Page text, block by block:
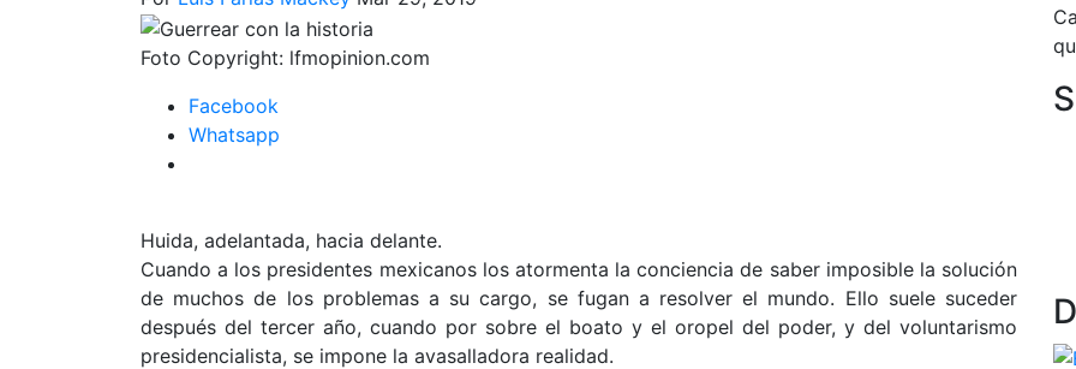
Foto Copyright: lfmopinion.com
Facebook
Whatsapp
Huida, adelantada, hacia delante.
Cuando a los presidentes mexicanos los atormenta la conciencia de saber imposible la solución
de muchos de los problemas a su cargo, se fugan a resolver el mundo. Ello suele suceder
después del tercer año, cuando por sobre el boato y el oropel del poder, y del voluntarismo
presidencialista, se impone la avasalladora realidad.